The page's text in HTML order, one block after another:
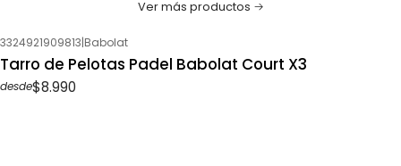
Ver más productos
3324921909813|Babolat
Tarro de Pelotas Padel Babolat Court X3
desde$8.990